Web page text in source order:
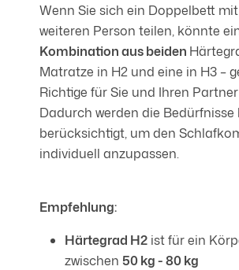
Wenn Sie sich ein Doppelbett
weiteren Person teilen, könnte
Kombination aus beiden
Matratze in H2 und eine in H3 –
Richtige für Sie und Ihren
Dadurch werden die Bedürfnisse
berücksichtigt, um den
individuell anzupassen.
Empfehlung:
Härtegrad H2 ist für ein
zwischen 50 kg - 80 kg